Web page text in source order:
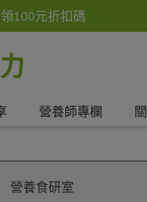
100元折扣碼
營養師專欄
營養食研室